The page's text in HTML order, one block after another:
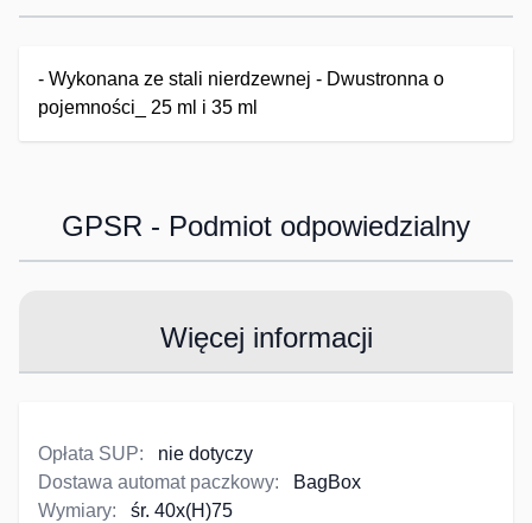
- Wykonana ze stali nierdzewnej - Dwustronna o
pojemności_ 25 ml i 35 ml
Więcej informacji
GPSR - Podmiot odpowiedzialny
Opłata SUP:
nie dotyczy
Dostawa automat paczkowy:
BagBox
Wymiary:
śr. 40x(H)75